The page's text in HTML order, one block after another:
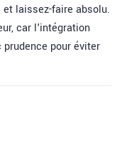
laissez-faire absolu.
car l'intégration
prudence pour éviter